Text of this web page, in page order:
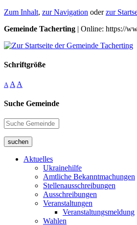
Zum Inhalt, zur Navigation oderzur
Gemeinde Tacherting | Online: https://
Schriftgröße
A A A
Suche Gemeinde
suchen
Aktuelles
Ukrainehilfe
Amtliche Bekanntmachungen
Stellenausschreibungen
Ausschreibungen
Veranstaltungen
Veranstaltungsmeldung
Wahlen